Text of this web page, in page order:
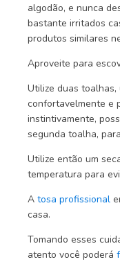
algodão, e nunca
bastante irritados
produtos similares
Aproveite para
Utilize duas
confortavelmente e
instintivamente,
segunda toalha,
Utilize então um
temperatura para
A tosa profissional
casa.
Tomando esses
atento você poderá